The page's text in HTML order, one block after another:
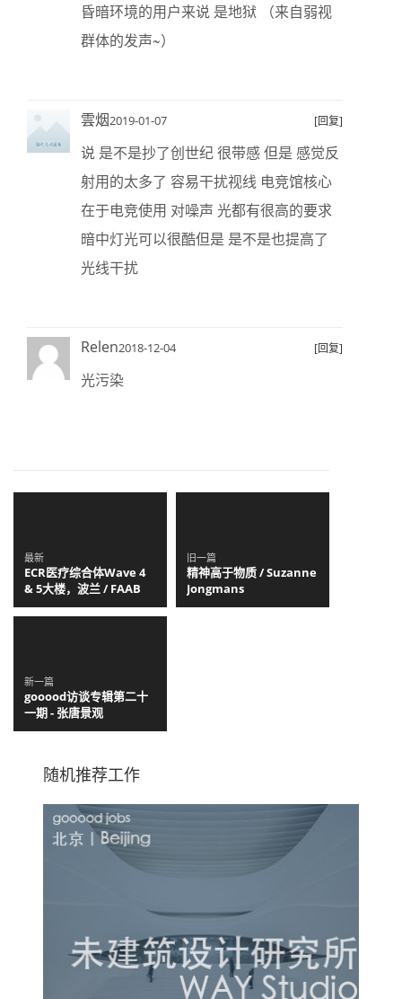
昏暗环境的用户来说 是地狱 （来自弱视
群体的发声~）
雲烟2019-01-07 [回复]
说 是不是抄了创世纪 很带感 但是 感觉反
射用的太多了 容易干扰视线 电竞馆核心
在于电竞使用 对噪声 光都有很高的要求
暗中灯光可以很酷但是 是不是也提高了
光线干扰
Relen2018-12-04 [回复]
光污染
最新
ECR医疗综合体Wave 4
& 5大楼，波兰 / FAAB
旧一篇
精神高于物质 / Suzanne
Jongmans
新一篇
gooood访谈专辑第二十
一期 - 张唐景观
随机推荐工作